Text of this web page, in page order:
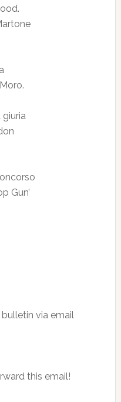
giuria
Gun’
via email
this email!